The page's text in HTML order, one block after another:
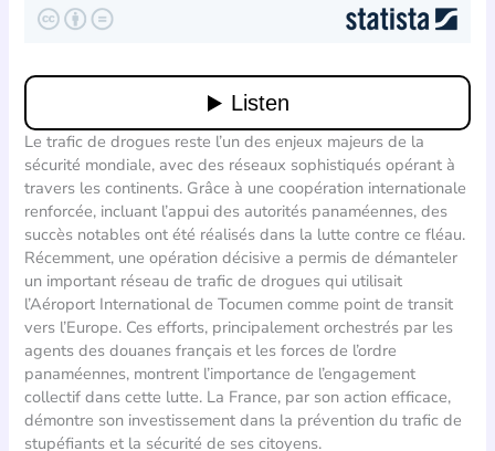
Le trafic de drogues reste l’un des enjeux majeurs de la
sécurité mondiale, avec des réseaux sophistiqués opérant à
travers les continents. Grâce à une coopération internationale
renforcée, incluant l’appui des autorités panaméennes, des
succès notables ont été réalisés dans la lutte contre ce fléau.
Récemment, une opération décisive a permis de démanteler
un important réseau de trafic de drogues qui utilisait
l’Aéroport International de Tocumen comme point de transit
vers l’Europe. Ces efforts, principalement orchestrés par les
agents des douanes français et les forces de l’ordre
panaméennes, montrent l’importance de l’engagement
collectif dans cette lutte. La France, par son action efficace,
démontre son investissement dans la prévention du trafic de
stupéfiants et la sécurité de ses citoyens.